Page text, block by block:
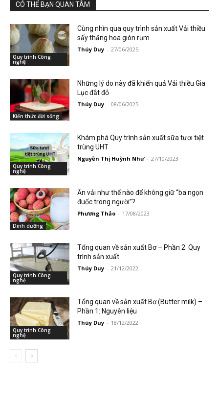
CÓ THỂ BẠN QUAN TÂM
Quy trình Công
nghệ
Cùng nhìn qua quy trình sản xuất Vải thiều
sấy thăng hoa giòn rụm
Thúy Duy - 27/06/2025
Kiến thức đời sống
Những lý do này đã khiến quả Vải thiều Gia
Lục đắt đỏ
Thúy Duy - 08/06/2025
Quy trình Công
nghệ
Khám phá Quy trình sản xuất sữa tươi tiệt
trùng UHT
Nguyễn Thị Huỳnh Như - 27/10/2023
Dinh dưỡng
Ăn vải như thế nào để không giữ “ba ngọn
đuốc trong người”?
Phương Thảo - 17/08/2023
Quy trình Công
nghệ
Tổng quan về sản xuất Bơ – Phần 2: Quy
trình sản xuất
Thúy Duy - 21/12/2022
Quy trình Công
nghệ
Tổng quan về sản xuất Bơ (Butter milk) –
Phần 1: Nguyên liệu
Thúy Duy - 18/12/2022